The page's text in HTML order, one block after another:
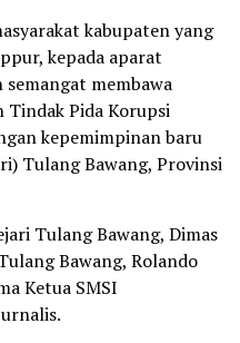
kabupaten yang
kepada aparat
semangat membawa
Tindak Pida Korupsi
kepemimpinan baru
Tulang Bawang, Provinsi
Tulang Bawang, Dimas
Bawang, Rolando
Ketua SMSI